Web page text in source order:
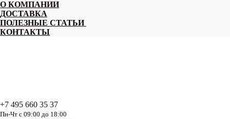
Перейти
к
содержанию
О КОМПАНИИ
ДОСТАВКА
ПОЛЕЗНЫЕ СТАТЬИ
КОНТАКТЫ
+7 495 660 35 37
Пн-Чт с 09:00 до 18:00